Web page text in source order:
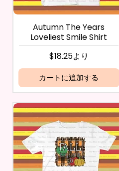
Autumn The Years
Loveliest Smile Shirt
$18.25より
セール価格
カートに追加する